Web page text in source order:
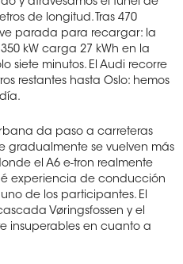
y atravesamos el túnel de
de longitud. Tras 470
parada para recargar: la
kW carga 27 kWh en la
siete minutos. El Audi recorre
restantes hasta Oslo: hemos
da paso a carreteras
gradualmente se vuelven más
el A6 e-tron realmente
experiencia de conducción
de los participantes. El
Vøringsfossen y el
insuperables en cuanto a